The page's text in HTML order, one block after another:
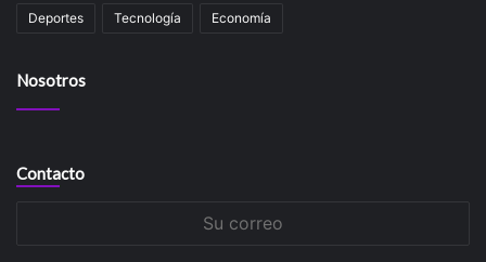
Deportes Tecnología Economía
Nosotros
Contacto